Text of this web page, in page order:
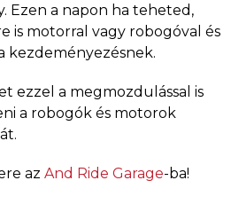
Ezen a napon ha teheted,
is motorral vagy robogóval és
kezdeményezésnek.
ezzel a megmozdulással is
a robogók és motorok
az And Ride Garage-ba!